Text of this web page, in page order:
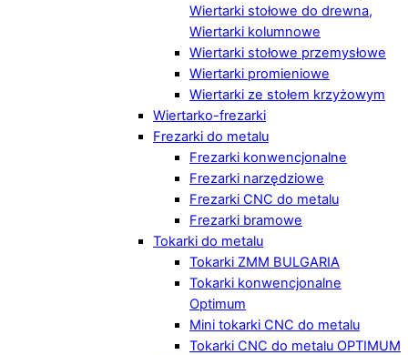
Wiertarki stołowe do drewna,
Wiertarki kolumnowe
Wiertarki stołowe przemysłowe
Wiertarki promieniowe
Wiertarki ze stołem krzyżowym
Wiertarko-frezarki
Frezarki do metalu
Frezarki konwencjonalne
Frezarki narzędziowe
Frezarki CNC do metalu
Frezarki bramowe
Tokarki do metalu
Tokarki ZMM BULGARIA
Tokarki konwencjonalne
Optimum
Mini tokarki CNC do metalu
Tokarki CNC do metalu OPTIMUM